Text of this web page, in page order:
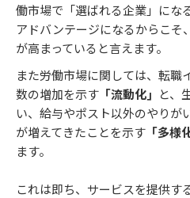
働市場で「選ばれる企業」にな
アドバンテージになるからこそ
が高まっていると言えます。
また労働市場に関しては、転職
数の増加を示す 「流動化」 と、
い、給与やポスト以外のやりが
が増えてきたことを示す 「多様
ます。
これは即ち、サービスを提供す